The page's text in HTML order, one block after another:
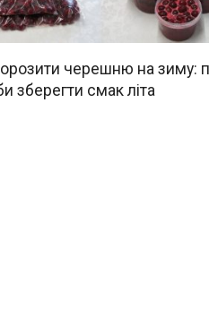
черешню на зиму:
зберегти смак літа